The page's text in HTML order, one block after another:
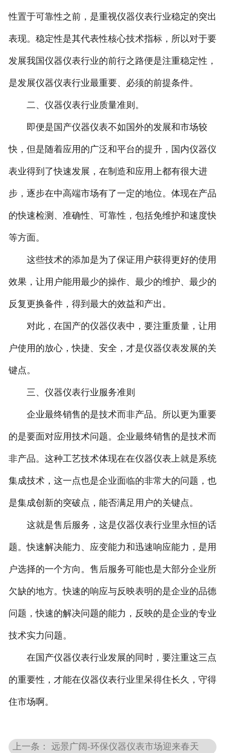
性置于可靠性之前，是重视仪器仪表行业稳定的突出
表现。稳定性是其代表性核心技术指标，所以对于要
发展我国仪器仪表行业的前行之路便是注重稳定性，
是发展仪器仪表行业最重要、必须的前提条件。
二、仪器仪表行业质量准则。
即便是国产仪器仪表不如国外的发展和市场较
快，但是随着应用的广泛和平台的提升，国内仪器仪
表业得到了快速发展，在制造和应用上都有很大进
步，逐步在中高端市场有了一定的地位。体现在产品
的快速检测、准确性、可靠性，包括免维护和速度快
等方面。
这些技术的添加是为了保证用户获得更好的使用
效果，让用户能用最少的操作、最少的维护、最少的
反复更换备件，得到最大的效益和产出。
对此，在国产的仪器仪表中，要注重质量，让用
户使用的放心，快捷、安全，才是仪器仪表发展的关
键点。
三、仪器仪表行业服务准则
企业最终销售的是技术而非产品。所以更为重要
的是要面对应用技术问题。企业最终销售的是技术而
非产品。这种工艺技术体现在在仪器仪表上就是系统
集成技术，这一点也是企业面临的非常大的问题，也
是集成创新的突破点，能否满足用户的关键点。
这就是售后服务，这是仪器仪表行业里永恒的话
题。快速解决能力、应变能力和迅速响应能力，是用
户选择的一个方向。售后服务可能也是大部分企业所
欠缺的地方。快速的响应与反映表明的是企业的品德
问题，快速的解决问题的能力，反映的是企业的专业
技术实力问题。
在国产仪器仪表行业发展的同时，要注重这三点
的重要性，才能在仪器仪表行业里呆得住长久，守得
住市场啊。
上一条： 远景广阔-环保仪器仪表市场迎来春天